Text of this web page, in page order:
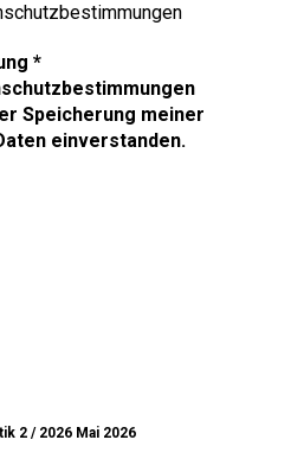
*
Speicherung meiner
einverstanden.
2 / 2026 Mai 2026